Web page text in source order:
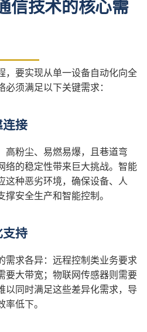
信技术的核心需
，要实现从单一设备自动化向全
须满足以下关键需求：
接
高粉尘、易燃易爆，且巷道弯
络的稳定性带来巨大挑战。智能
这种恶劣环境，确保设备、人
安全生产和智能控制。
持
需求各异：远程控制类业务要求
要大带宽；物联网传感器则需要
以同时满足这些差异化需求，导
低下。